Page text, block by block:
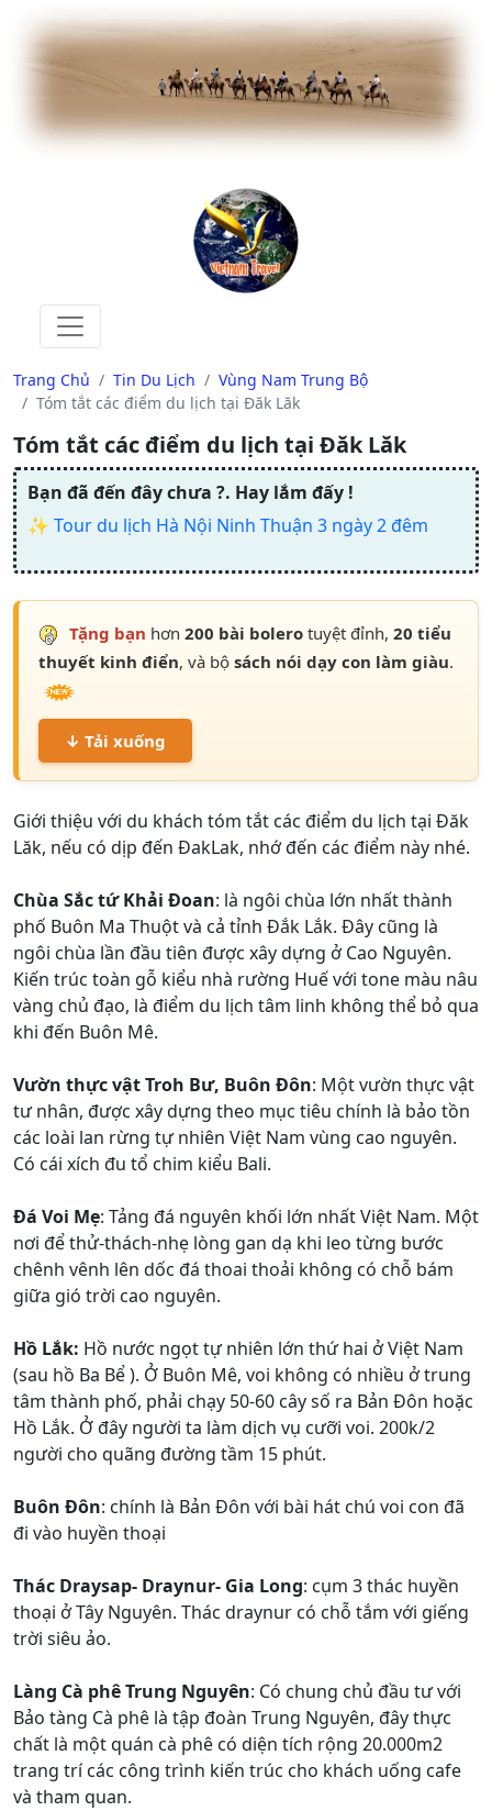
Trang Chủ Tin Du Lịch
Vùng Nam Trung Bộ
Tóm tắt các điểm du lịch tại Đăk Lăk
Tóm tắt các điểm du lịch tại Đăk Lăk
Bạn đã đến đây chưa ?. Hay lắm đấy !
✨ Tour du lịch Hà Nội Ninh Thuận 3 ngày 2 đêm
Tặng bạn hơn 200 bài bolero tuyệt đỉnh, 20 tiểu
thuyết kinh điển, và bộ sách nói dạy con làm giàu.
↓ Tải xuống
Giới thiệu với du khách tóm tắt các điểm du lịch tại Đăk
Lăk, nếu có dịp đến ĐakLak, nhớ đến các điểm này nhé.
Chùa Sắc tứ Khải Đoan: là ngôi chùa lớn nhất thành
phố Buôn Ma Thuột và cả tỉnh Đắk Lắk. Đây cũng là
ngôi chùa lần đầu tiên được xây dựng ở Cao Nguyên.
Kiến trúc toàn gỗ kiểu nhà rường Huế với tone màu nâu
vàng chủ đạo, là điểm du lịch tâm linh không thể bỏ qua
khi đến Buôn Mê.
Vườn thực vật Troh Bư, Buôn Đôn: Một vườn thực vật
tư nhân, được xây dựng theo mục tiêu chính là bảo tồn
các loài lan rừng tự nhiên Việt Nam vùng cao nguyên.
Có cái xích đu tổ chim kiểu Bali.
Đá Voi Mẹ: Tảng đá nguyên khối lớn nhất Việt Nam. Một
nơi để thử-thách-nhẹ lòng gan dạ khi leo từng bước
chênh vênh lên dốc đá thoai thoải không có chỗ bám
giữa gió trời cao nguyên.
Hồ Lắk: Hồ nước ngọt tự nhiên lớn thứ hai ở Việt Nam
(sau hồ Ba Bể ). Ở Buôn Mê, voi không có nhiều ở trung
tâm thành phố, phải chạy 50-60 cây số ra Bản Đôn hoặc
Hồ Lắk. Ở đây người ta làm dịch vụ cưỡi voi. 200k/2
người cho quãng đường tầm 15 phút.
Buôn Đôn: chính là Bản Đôn với bài hát chú voi con đã
đi vào huyền thoại
Thác Draysap- Draynur- Gia Long: cụm 3 thác huyền
thoại ở Tây Nguyên. Thác draynur có chỗ tắm với giếng
trời siêu ảo.
Làng Cà phê Trung Nguyên: Có chung chủ đầu tư với
Bảo tàng Cà phê là tập đoàn Trung Nguyên, đây thực
chất là một quán cà phê có diện tích rộng 20.000m2
trang trí các công trình kiến trúc cho khách uống cafe
và tham quan.